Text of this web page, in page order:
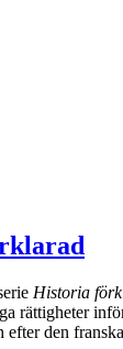
Historia
rättigheter
efter den